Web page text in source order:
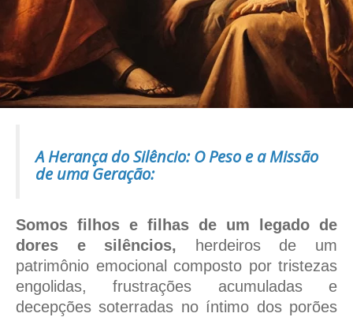
A Herança do Silêncio: O Peso e a Missão
de uma Geração:
Somos filhos e filhas de um legado de
dores e silêncios, herdeiros de um
patrimônio emocional composto por tristezas
engolidas, frustrações acumuladas e
decepções soterradas no íntimo dos porões